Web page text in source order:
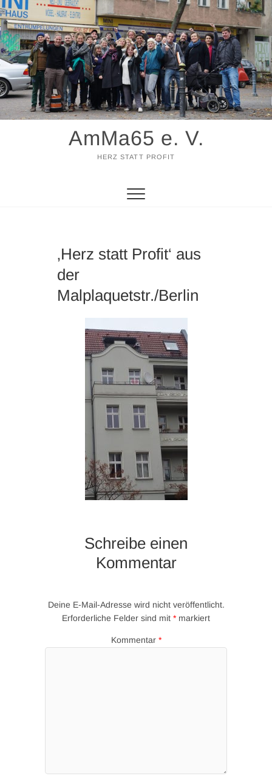
Zum
Inhalt
springen
AmMa65 e. V.
HERZ STATT PROFIT
‚Herz statt Profit‘ aus
der
Malplaquetstr./Berlin
Schreibe einen
Kommentar
Deine E-Mail-Adresse wird nicht veröffentlicht.
Erforderliche Felder sind mit * markiert
Kommentar *